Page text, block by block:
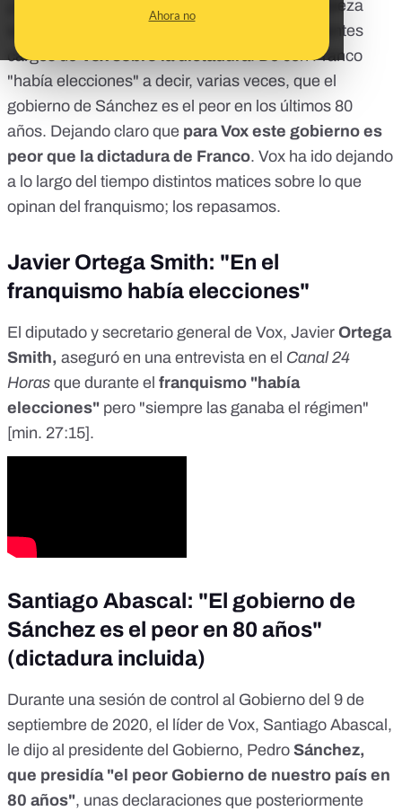
Ahora no
? En esta pieza
vamos a recopilar qué han ido opinando diferentes
cargos deVox sobre la dictadura. De con Franco
"había elecciones" a decir, varias veces, que el
gobierno de Sánchez es el peor en los últimos 80
años. Dejando claro que para Vox este gobierno es
peor que la dictadura de Franco. Vox ha ido dejando
a lo largo del tiempo distintos matices sobre lo que
opinan del franquismo; los repasamos.
Javier Ortega Smith: "En el
franquismo había elecciones"
El diputado y secretario general de Vox, Javier Ortega
Smith, aseguró en una entrevista en el Canal 24
Horas que durante el franquismo "había
elecciones" pero "siempre las ganaba el régimen"
[min. 27:15].
Santiago Abascal: "El gobierno de
Sánchez es el peor en 80 años"
(dictadura incluida)
Durante una sesión de control al Gobierno del 9 de
septiembre de 2020, el líder de Vox, Santiago Abascal,
le dijo al presidente del Gobierno, Pedro Sánchez,
que presidía "el peor Gobierno de nuestro país en
80 años", unas declaraciones que posteriormente